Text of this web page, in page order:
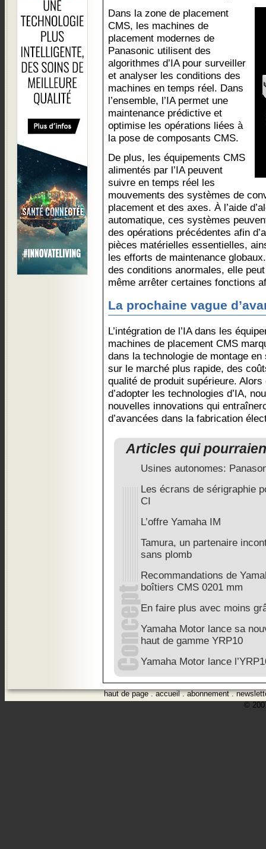
Dans la zone de placement
CMS, les machines de
placement modernes de
Panasonic utilisent des
algorithmes d’IA pour surveiller
et analyser les conditions des
machines en temps réel. Dans
l’ensemble, l’IA permet une
maintenance prédictive et
optimise les opérations liées à
la pose de composants CMS.
De plus, les équipements CMS
alimentés par l’IA peuvent
suivre en temps réel les
mouvements des systèmes de
placement et des axes. À l’aide
automatique, ces systèmes
des opérations précédentes afin
pièces matérielles essentielles,
les efforts de maintenance
des conditions anormales, elle
même arrêter certaines fonctions
La prochaine vague
L’intégration de l’IA dans les
machines de placement CMS
dans la technologie de montage
sur le marché plus rapide, des
qualité de produit supérieure. Alors
d’adopter les technologies d’IA,
nouvelles innovations qui
d’avancées dans la fabrication
Articles qui
Usines autonomes:
Les écrans de sérigraphie
CI
L’offre Yamaha IM
Tamura, un partenaire
sans plomb
Recommandations de
boîtiers CMS 0201 mm
En faire plus avec moins
Yamaha Motor lance sa
haut de gamme YRP10
Yamaha Motor lance
haut de page.accueil.abonnement.
©